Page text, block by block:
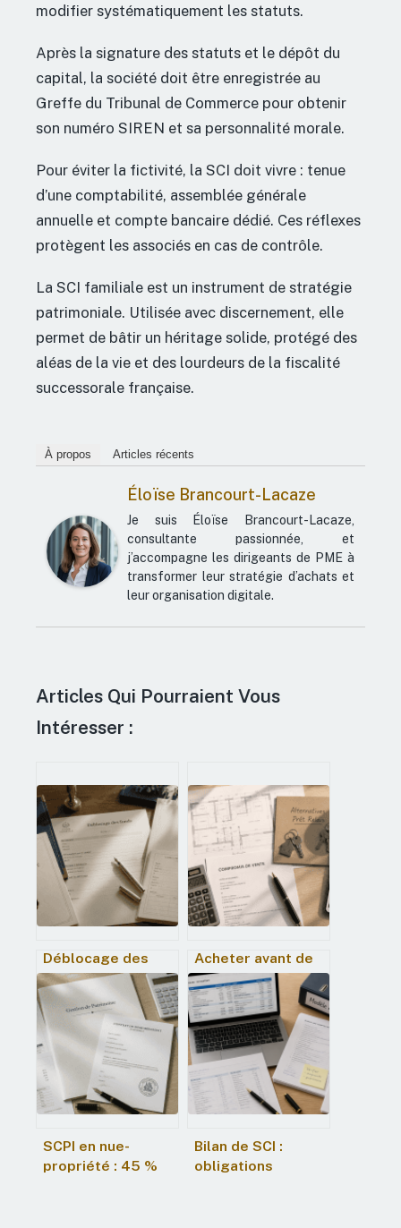
modifier systématiquement les statuts.
Après la signature des statuts et le dépôt du
capital, la société doit être enregistrée au
Greffe du Tribunal de Commerce pour obtenir
son numéro SIREN et sa personnalité morale.
Pour éviter la fictivité, la SCI doit vivre : tenue
d’une comptabilité, assemblée générale
annuelle et compte bancaire dédié. Ces réflexes
protègent les associés en cas de contrôle.
La SCI familiale est un instrument de stratégie
patrimoniale. Utilisée avec discernement, elle
permet de bâtir un héritage solide, protégé des
aléas de la vie et des lourdeurs de la fiscalité
successorale française.
À propos Articles récents
Éloïse Brancourt-Lacaze
Je suis Éloïse Brancourt-Lacaze,
consultante passionnée, et
j’accompagne les dirigeants de PME à
transformer leur stratégie d’achats et
leur organisation digitale.
Articles Qui Pourraient Vous
Intéresser :
Déblocage des
fonds de
succession : délais,
étapes et
solutions pour
percevoir votre
héritage
Acheter avant de
vendre : 4
alternatives au
prêt relais pour
sécuriser votre
transition
SCPI en nue-
propriété : 45 %
Bilan de SCI :
obligations